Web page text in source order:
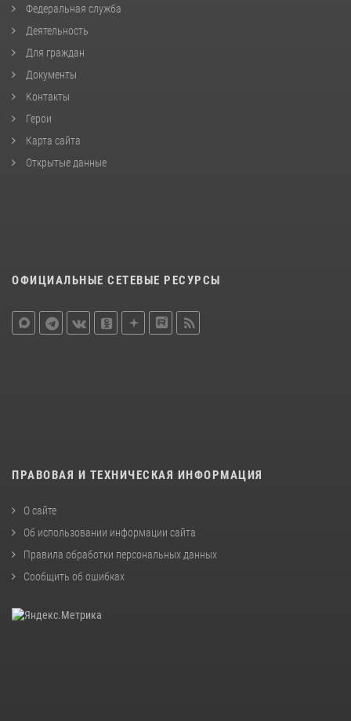
Федеральная служба
Деятельность
Для граждан
Документы
Контакты
Герои
Карта сайта
Открытые данные
ОФИЦИАЛЬНЫЕ СЕТЕВЫЕ РЕСУРСЫ
ПРАВОВАЯ И ТЕХНИЧЕСКАЯ ИНФОРМАЦИЯ
О сайте
Об использовании информации сайта
Правила обработки персональных данных
Сообщить об ошибках